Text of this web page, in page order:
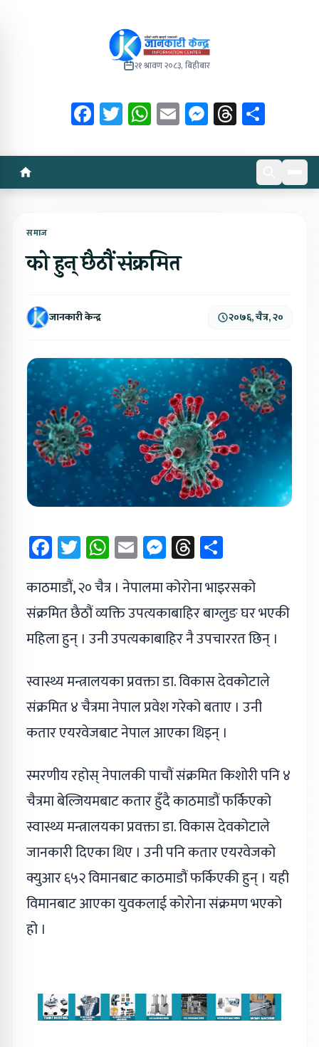
२१ श्रावण २०८३, बिहीबार
Facebook
Twitter
WhatsApp
EmailMessenger
Threads
समाज
को हुन् छैठौं संक्रमित
जानकारी केन्द्र २०७६, चैत्र, २०
Facebook
Twitter
WhatsApp
EmailMessenger
Threads
काठमाडौं, २० चैत्र । नेपालमा कोरोना भाइरसको
संक्रमित छैठौं व्यक्ति उपत्यकाबाहिर बाग्लुङ घर भएकी
महिला हुन् । उनी उपत्यकाबाहिर नै उपचाररत छिन् ।
स्वास्थ्य मन्त्रालयका प्रवक्ता डा. विकास देवकोटाले
संक्रमित ४ चैत्रमा नेपाल प्रवेश गरेको बताए । उनी
कतार एयरवेजबाट नेपाल आएका थिइन् ।
स्मरणीय रहोस् नेपालकी पाचौं संक्रमित किशोरी पनि ४
चैत्रमा बेल्जियमबाट कतार हुँदै काठमाडौं फर्किएको
स्वास्थ्य मन्त्रालयका प्रवक्ता डा. विकास देवकोटाले
जानकारी दिएका थिए । उनी पनि कतार एयरवेजको
क्युआर ६५२ विमानबाट काठमाडौं फर्किएकी हुन् । यही
विमानबाट आएका युवकलाई कोरोना संक्रमण भएको
हो ।